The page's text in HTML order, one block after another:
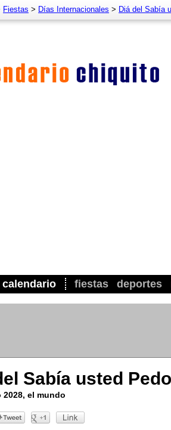
calendario fiestas deportes
Fiestas > Días Internacionales > Diá del Sabía
Sabía usted Pedo
2028, el mundo